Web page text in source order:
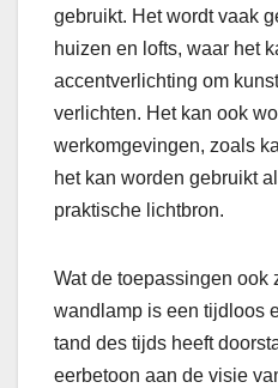
gebruikt. Het wordt vaak
huizen en lofts, waar het
accentverlichting om
verlichten. Het kan ook
werkomgevingen, zoals
het kan worden gebruikt
praktische lichtbron.
Wat de toepassingen ook
wandlamp is een tijdloos
tand des tijds heeft
eerbetoon aan de visie